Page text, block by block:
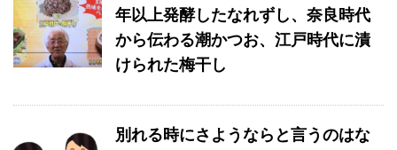
年以上発酵したなれずし、奈良時代
から伝わる潮かつお、江戸時代に漬
けられた梅干し
別れる時にさようならと言うのはな